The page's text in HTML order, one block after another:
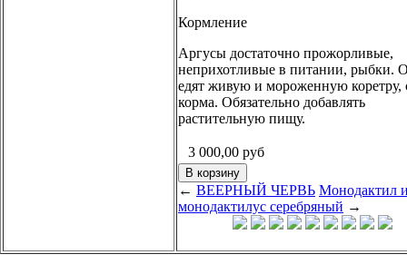
Кормление
Аргусы достаточно прожорливые,
неприхотливые в питании, рыбки.
едят живую и мороженную коретру,
корма. Обязательно добавлять
растительную пищу.
3 000,00 руб
← ВЕЕРНЫЙ ЧЕРВЬ Монодактил
монодактилус серебряный →